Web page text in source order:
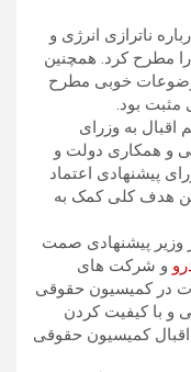
ناترازی انرژی و
مطرح کرد. همچنین
خوبی مطرح
مثبت بود.
اقبال به وزرای
و همکاری دولت و
پیشنهادی اعتماد
هدف کلی کمک به
پیشنهادی صمت
و شرکت های
در کمیسیون حقوقی
و با کیفیت کردن
کمیسیون حقوقی